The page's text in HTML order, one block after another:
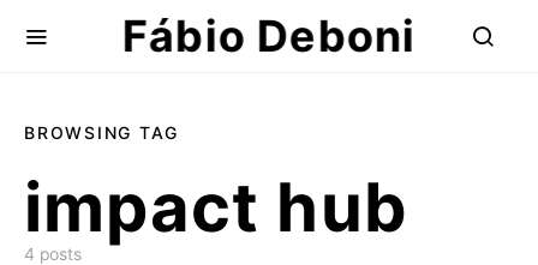
Fábio Deboni
BROWSING TAG
impact hub
4 posts